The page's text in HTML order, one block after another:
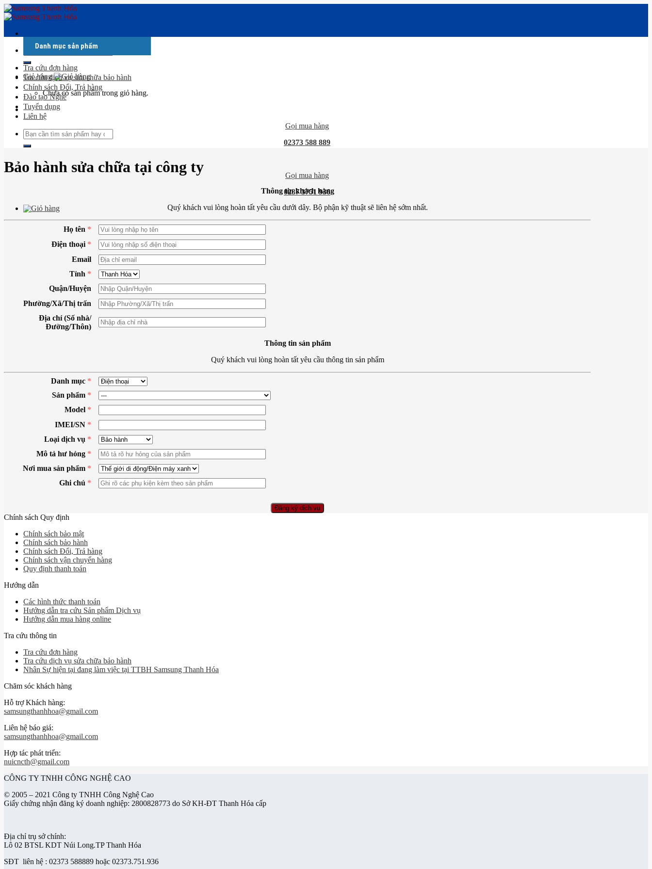
Skip
to
kiếm:
Giỏ hàng
Chưa có sản phẩm trong giỏ hàng.
Gọi mua hàng
02373 588 889
Gọi mua hàng
0237 3751 936
Danh mục sản phẩm
Tra cứu đơn hàng
Tra cứu dịch vụ sửa chữa bảo hành
Chính sách Đổi, Trả hàng
Đào tạo Nghề
Tuyển dụng
Liên hệ
Tìm
kiếm:
Bảo hành sửa chữa tại công ty
Thông tin khách hàng
Quý khách vui lòng hoàn tất yêu cầu dưới dây. Bộ phận kỹ thuật sẽ liên hệ sớm nhất.
Họ tên *
Điện thoại *
Email
Tỉnh *
Quận/Huyện
Phường/Xã/Thị trấn
Địa chỉ (Số nhà/
Đường/Thôn)
Thông tin sản phẩm
Quý khách vui lòng hoàn tất yêu cầu thông tin sản phẩm
Danh mục *
Sản phẩm *
Model *
IMEI/SN *
Loại dịch vụ *
Mô tả hư hỏng *
Nơi mua sản phẩm *
Ghi chú *
Chính sách Quy định
Chính sách bảo mật
Chính sách bảo hành
Chính sách Đổi, Trả hàng
Chính sách vận chuyển hàng
Quy định thanh toán
Hướng dẫn
Các hình thức thanh toán
Hướng dẫn tra cứu Sản phẩm Dịch vụ
Hướng dẫn mua hàng online
Tra cứu thông tin
Tra cứu đơn hàng
Tra cứu dịch vụ sửa chữa bảo hành
Nhân Sự hiện tại đang làm việc tại TTBH Samsung Thanh Hóa
Chăm sóc khách hàng
Hỗ trợ Khách hàng:
samsungthanhhoa@gmail.com
Liên hệ báo giá:
samsungthanhhoa@gmail.com
Hợp tác phát triển:
nuicncth@gmail.com
CÔNG TY TNHH CÔNG NGHỆ CAO
© 2005 – 2021 Công ty TNHH Công Nghệ Cao
Giấy chứng nhận đăng ký doanh nghiệp: 2800828773 do Sở KH-ĐT Thanh Hóa cấp
Địa chỉ trụ sở chính:
Lô 02 BTSL KDT Núi Long.TP Thanh Hóa
SĐT liên hệ : 02373 588889 hoặc 02373.751.936